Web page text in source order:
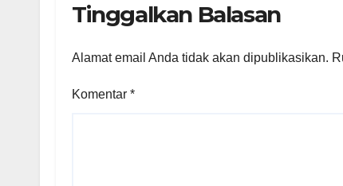
Tinggalkan Balasan
Alamat email Anda tidak akan dipublikasikan.
Komentar *